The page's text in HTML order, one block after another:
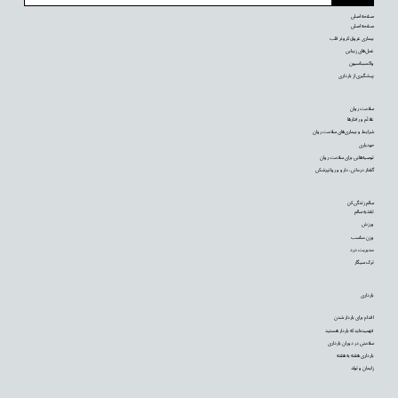
بارداری
اقدام برای باردار شدن
فهمیده‌اید که باردار هستید
سلامتی در دوران بارداری
بارداری هفته به هفته
زایمان و تولد
سالم زندگی کن
تغذیه سالم
ورزش
وزن مناسب
مدیریت درد
ترک سیگار
سلامت روان
علائم و رفتارها
شرایط و بیماری‌های سلامت روان
خودیاری
توصیه‌‌هایی برای سلامت روان
گفتار درمانی، دارو و روانپزشکی
صفحه اصلی
صفحه اصلی
بیماری عروق کرونر قلب
عمل‌های زیبایی
واکسیناسیون
پیشگیری از بارداری